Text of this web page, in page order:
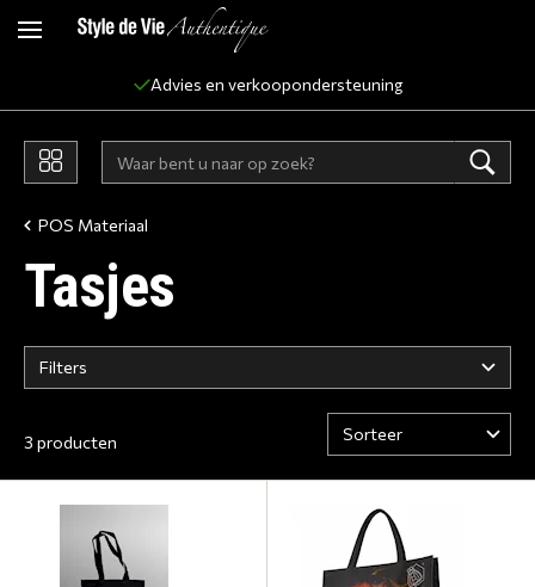
Advies en verkoopondersteuning
POS Materiaal
Tasjes
Filters
3 producten